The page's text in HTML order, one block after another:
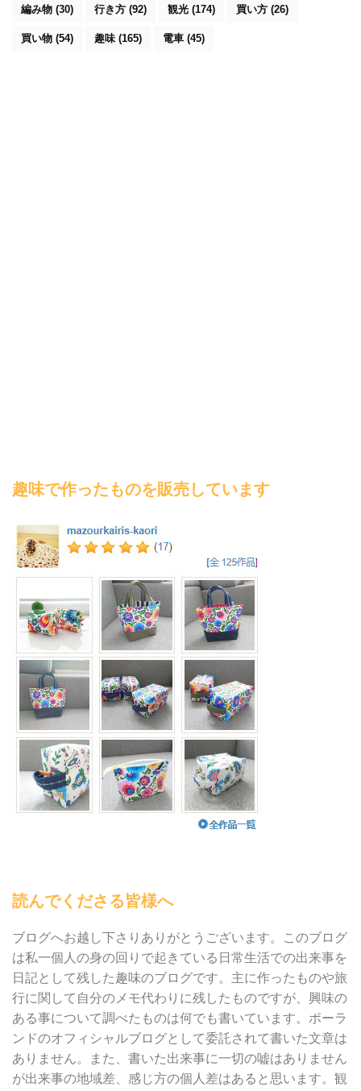
編み物 (30) 行き方 (92) 観光 (174) 買い方 (26)
買い物 (54) 趣味(165) 電車 (45)
趣味で作ったものを販売しています
読んでくださる皆様へ
ブログへお越し下さりありがとうございます。このブログ
は私一個人の身の回りで起きている日常生活での出来事を
日記として残した趣味のブログです。主に作ったものや旅
行に関して自分のメモ代わりに残したものですが、興味の
ある事について調べたものは何でも書いています。ポーラ
ンドのオフィシャルブログとして委託されて書いた文章は
ありません。また、書いた出来事に一切の嘘はありません
が出来事の地域差、感じ方の個人差はあると思います。観